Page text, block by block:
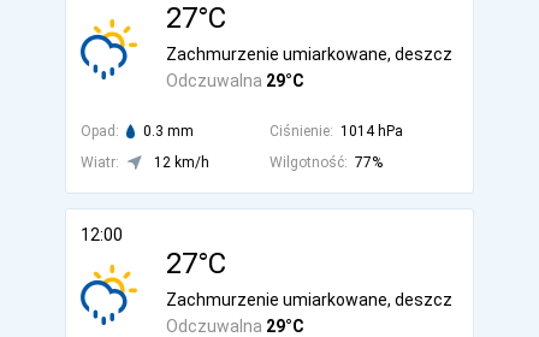
27°C
Odczuwalna 29°C
Zachmurzenie umiarkowane, deszcz
Opad: 0.3 mm Ciśnienie: 1014 hPa
Wiatr:
12 km/h Wilgotność: 77%
12:00
27°C
Odczuwalna 29°C
Zachmurzenie umiarkowane, deszcz